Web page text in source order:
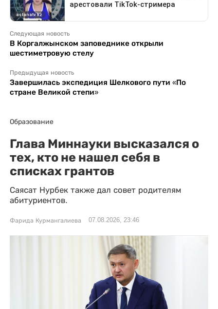
Следующая новость
В Коргалжынском заповеднике открыли
шестиметровую стелу
Предыдущая новость
Завершилась экспедиция Шелкового пути «По
стране Великой степи»
Образование
Глава Миннауки высказался о
тех, кто не нашел себя в
списках грантов
Саясат Нурбек также дал совет родителям
абитуриентов.
Фарида Курмангалиева 07.08.2026, 23:46